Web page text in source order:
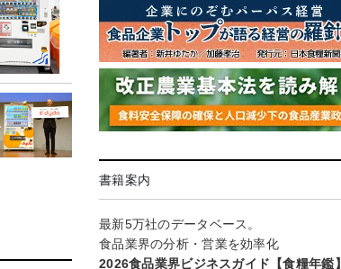
書籍案内
最新5万社のデータベース。
食品業界の分析・営業を効率化
2026食品業界ビジネスガイド【食糧年鑑】